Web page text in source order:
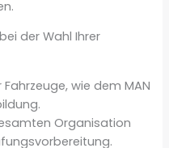
der Wahl Ihrer
wie dem MAN
Organisation